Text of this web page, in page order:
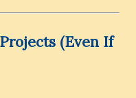
(Even If